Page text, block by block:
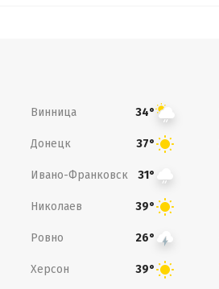
Винница 34°
Донецк 37°
Ивано-Франковск 31°
Николаев 39°
Ровно 26°
Херсон 39°